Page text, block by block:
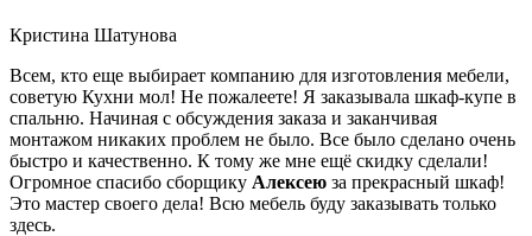
Кристина Шатунова
Всем, кто еще выбирает компанию для изготовления мебели,
советую Кухни мол! Не пожалеете! Я заказывала шкаф-купе в
спальню. Начиная с обсуждения заказа и заканчивая
монтажом никаких проблем не было. Все было сделано очень
быстро и качественно. К тому же мне ещё скидку сделали!
Огромное спасибо сборщику Алексею за прекрасный шкаф!
Это мастер своего дела! Всю мебель буду заказывать только
здесь.